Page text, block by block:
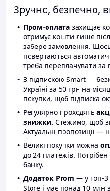
Зручно, безпечно,
Пром-оплата захищає
отримує кошти лише
забере замовлення.
повертаються
треба переплачувати за
З підпискою Smart —
Україні за 50 грн на
покупки, щоб підписка
Регулярно проходять
знижки. Стежимо, щоб
Актуальні пропозиції —
Великі покупки можна
до 24 платежів.
банку.
Додаток Prom — у топ-3
Store і має понад 10 млн